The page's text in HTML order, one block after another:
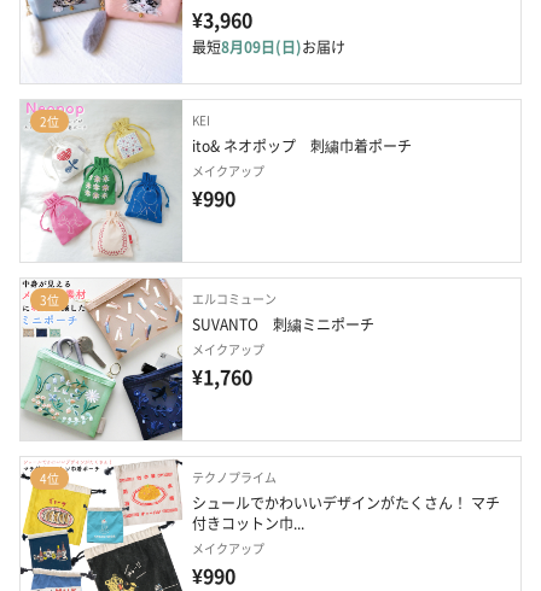
¥3,960
最短8月09日(日)お届け
2位 KEI
ito& ネオポップ　刺繍巾着ポーチ
メイクアップ
¥990
3位 エルコミューン
SUVANTO　刺繍ミニポーチ
メイクアップ
¥1,760
4位 テクノプライム
シュールでかわいいデザインがたくさん！ マチ
付きコットン巾...
メイクアップ
¥990